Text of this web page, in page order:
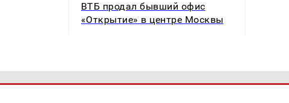
ВТБ продал бывший офис
«Открытие» в центре Москвы